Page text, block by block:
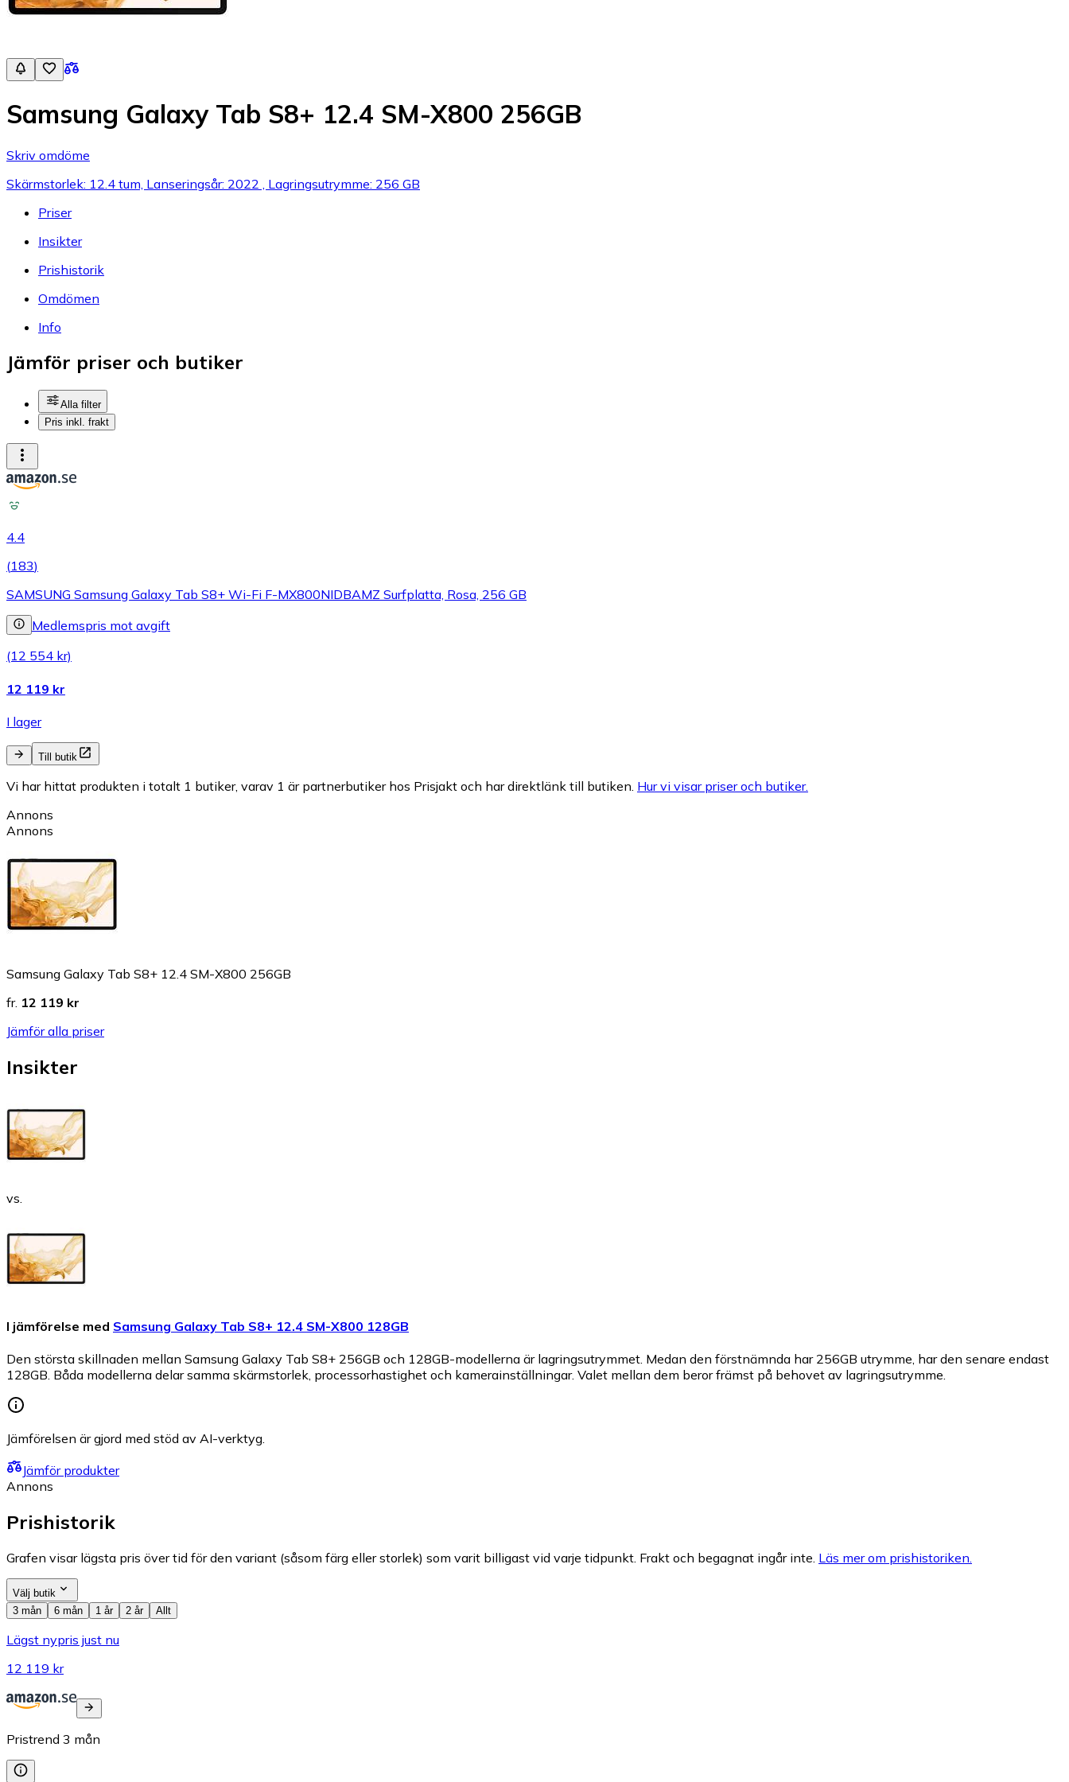
Samsung Galaxy Tab S8+ 12.4 SM-X800 256GB
Skriv omdöme
Skärmstorlek: 12.4 tum, Lanseringsår: 2022 , Lagringsutrymme: 256 GB
Priser
Insikter
Prishistorik
Omdömen
Info
Jämför priser och butiker
Alla filter
Pris inkl. frakt
4.4
(183)
SAMSUNG Samsung Galaxy Tab S8+ Wi-Fi F-MX800NIDBAMZ Surfplatta, Rosa, 256 GB
Medlemspris mot avgift
(12 554 kr)
12 119 kr
I lager
Till butik
Vi har hittat produkten i totalt 1 butiker, varav 1 är partnerbutiker hos Prisjakt och har direktlänk till butiken. Hur vi visar priser och butiker.
Annons
Annons
Samsung Galaxy Tab S8+ 12.4 SM-X800 256GB
fr. 12 119 kr
Jämför alla priser
Insikter
vs.
I jämförelse med Samsung Galaxy Tab S8+ 12.4 SM-X800 128GB
Den största skillnaden mellan Samsung Galaxy Tab S8+ 256GB och 128GB-modellerna är lagringsutrymmet. Medan den förstnämnda har 256GB utrymme, har den senare endast
128GB. Båda modellerna delar samma skärmstorlek, processorhastighet och kamerainställningar. Valet mellan dem beror främst på behovet av lagringsutrymme.
Jämförelsen är gjord med stöd av AI-verktyg.
Jämför produkter
Annons
Prishistorik
Grafen visar lägsta pris över tid för den variant (såsom färg eller storlek) som varit billigast vid varje tidpunkt. Frakt och begagnat ingår inte. Läs mer om prishistoriken.
Välj butik
3 mån
6 mån 1 år 2 år Allt
Lägst nypris just nu
12 119 kr
Pristrend 3 mån